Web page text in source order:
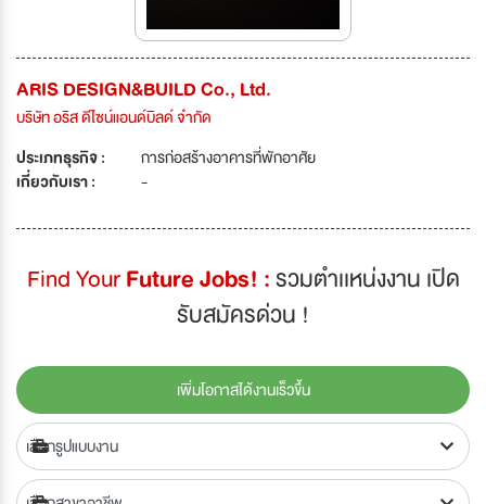
ARIS DESIGN&BUILD Co., Ltd.
บริษัท อริส ดีไซน์แอนด์บิลด์ จำกัด
ประเภทธุรกิจ :
การก่อสร้างอาคารที่พักอาศัย
เกี่ยวกับเรา :
-
Find YourFuture Jobs! :รวมตำเเหน่งงาน เปิด
รับสมัครด่วน !
เพิ่มโอกาสได้งานเร็วขึ้น